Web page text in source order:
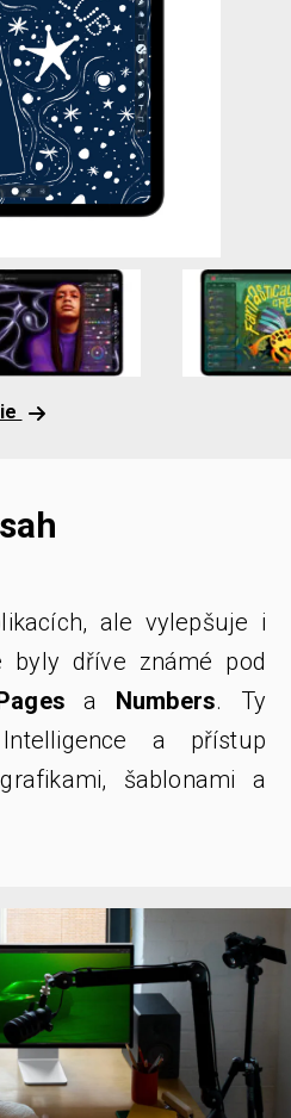
ale vylepšuje i
byly dříve známé pod
a Numbers. Ty
a přístup
šablonami a